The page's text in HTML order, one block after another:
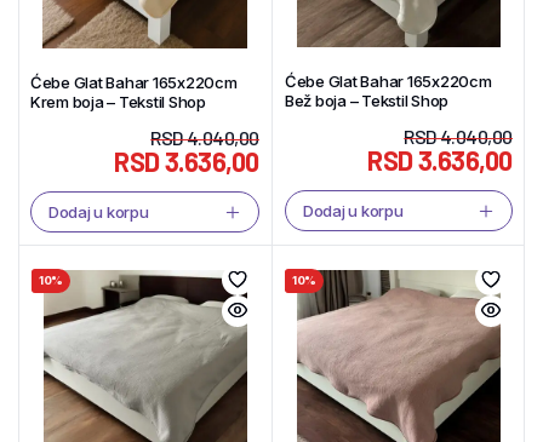
Ćebe Glat Bahar 165x220cm
Krem boja – Tekstil Shop
RSD4.040,00
RSD3.636,00
Dodaj u korpu
Ćebe Glat Bahar 165x220cm
Bež boja – Tekstil Shop
RSD4.040,00
RSD3.636,00
Dodaj u korpu
10% 10%